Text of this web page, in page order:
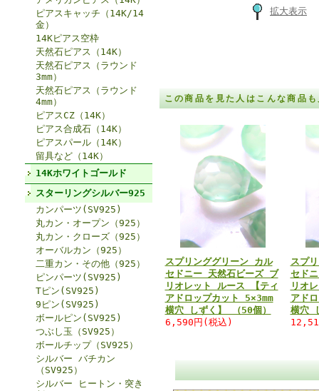
ピアスキャッチ（14K/14
金）
14Kピアス空枠
天然石ピアス（14K）
天然石ピアス（ラウンド
3mm）
天然石ピアス（ラウンド
4mm）
ピアスCZ（14K）
ピアス合成石（14K）
ピアスパール（14K）
留具など（14K）
14Kホワイトゴールド
スターリングシルバー925
カンパーツ(SV925)
丸カン・オープン（925）
丸カン・クローズ（925）
オーバルカン（925）
二重カン・その他（925）
ピンパーツ(SV925)
Tピン(SV925)
9ピン(SV925)
ボールピン(SV925)
つぶし玉（SV925）
ボールチップ（SV925）
シルバー バチカン
（SV925）
シルバー ヒートン・突き
拡大表示
この商品を見た人はこんな商品
スプリンググリーン カル
セドニー 天然石ビーズ ブ
リオレット ルース 【ティ
アドロップカット 5×3mm
横穴 しずく】 （50個）
6,590円(税込)
スプ
セド
リオ
アド
横穴